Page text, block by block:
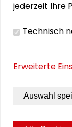
2025 für
jederzeit Ihre
Technisch
Erweiterte
Auswahl